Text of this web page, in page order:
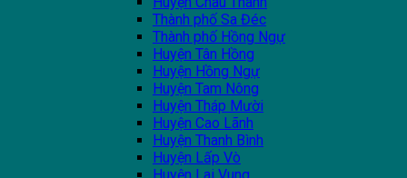
Thành phố Sa Đéc
Thành phố Hồng Ngự
Huyện Tân Hồng
Huyện Hồng Ngự
Huyện Tam Nông
Huyện Tháp Mười
Huyện Cao Lãnh
Huyện Thanh Bình
Huyện Lấp Vò